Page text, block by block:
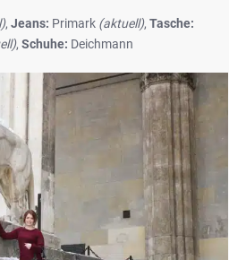
, Jeans: Primark (aktuell), Tasche:
, Schuhe: Deichmann